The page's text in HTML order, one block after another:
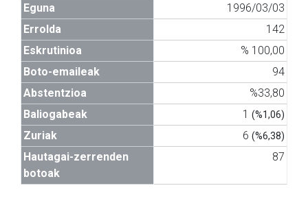
Eguna
1996/03/03
Errolda
142
Eskrutinioa
% 100,00
Boto-emaileak
94
Abstentzioa
%33,80
Baliogabeak
1 (%1,06)
Zuriak 6 (%6,38)
Hautagai-zerrenden
botoak
87